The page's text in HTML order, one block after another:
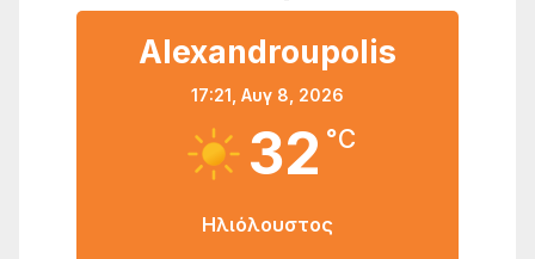
Alexandroupolis
17:21, Αυγ 8, 2026
32 °C
Ηλιόλουστος